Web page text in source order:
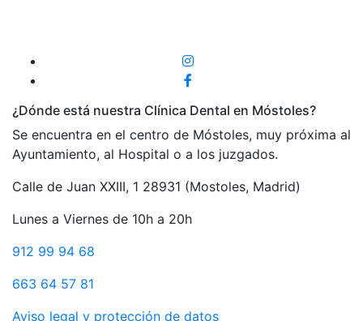
¿Dónde está nuestra Clínica Dental en Móstoles?
Se encuentra en el centro de Móstoles, muy próxima al
Ayuntamiento, al Hospital o a los juzgados.
Calle de Juan XXIII, 1 28931 (Mostoles, Madrid)
Lunes a Viernes de 10h a 20h
912 99 94 68
663 64 57 81
Aviso legal y protección de datos